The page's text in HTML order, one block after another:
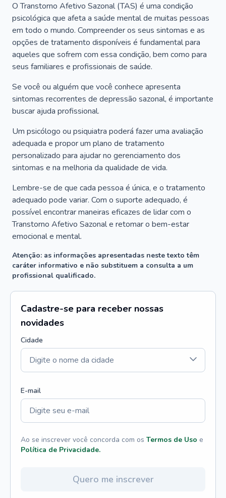
O Transtorno Afetivo Sazonal (TAS) é uma condição
psicológica que afeta a saúde mental de muitas pessoas
em todo o mundo. Compreender os seus sintomas e as
opções de tratamento disponíveis é fundamental para
aqueles que sofrem com essa condição, bem como para
seus familiares e profissionais de saúde.
Se você ou alguém que você conhece apresenta
sintomas recorrentes de depressão sazonal, é importante
buscar ajuda profissional.
Um psicólogo ou psiquiatra poderá fazer uma avaliação
adequada e propor um plano de tratamento
personalizado para ajudar no gerenciamento dos
sintomas e na melhoria da qualidade de vida.
Lembre-se de que cada pessoa é única, e o tratamento
adequado pode variar. Com o suporte adequado, é
possível encontrar maneiras eficazes de lidar com o
Transtorno Afetivo Sazonal e retomar o bem-estar
emocional e mental.
Atenção: as informações apresentadas neste texto têm
caráter informativo e não substituem a consulta a um
profissional qualificado.
Cadastre-se para receber nossas
novidades
Cidade
E-mail
Ao se inscrever você concorda com os Termos de Uso e
Política de Privacidade.
Quero me inscrever